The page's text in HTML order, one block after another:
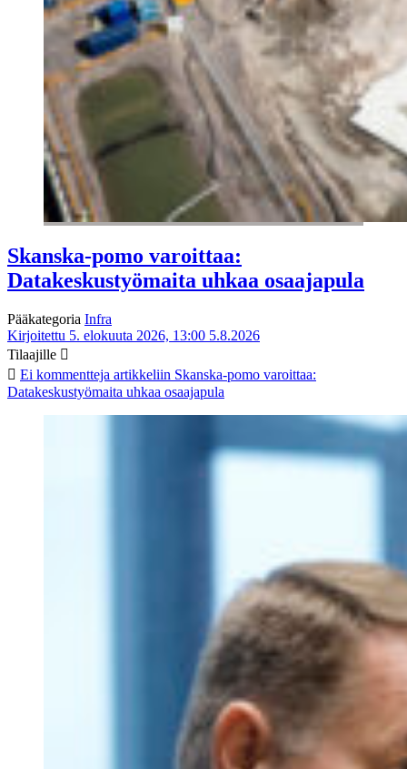
Skanska-pomo varoittaa:
Datakeskustyömaita uhkaa osaajapula
Pääkategoria Infra
Kirjoitettu 5. elokuuta 2026, 13:00 5.8.2026
Tilaajille
Ei kommentteja artikkeliin Skanska-pomo varoittaa:
Datakeskustyömaita uhkaa osaajapula